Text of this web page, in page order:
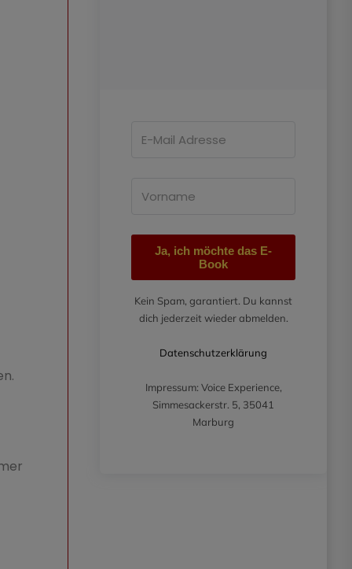
Ja, ich möchte das E-
Book
Kein Spam, garantiert. Du kannst
dich jederzeit wieder abmelden.
Datenschutzerklärung
Impressum: Voice Experience,
Simmesackerstr. 5, 35041
Marburg